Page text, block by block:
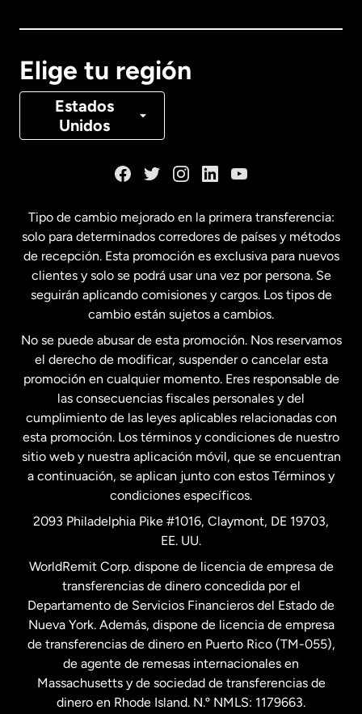
Elige tu región
Estados
Unidos
Canadá Français
Estados Unidos English
Estados Unidos Español
Francia
Malasia
Nueva Zelanda
Países Bajos
Suecia
Tipo de cambio mejorado en la primera transferencia:
solo para determinados corredores de países y métodos
de recepción. Esta promoción es exclusiva para nuevos
clientes y solo se podrá usar una vez por persona. Se
seguirán aplicando comisiones y cargos. Los tipos de
cambio están sujetos a cambios.
No se puede abusar de esta promoción. Nos reservamos
el derecho de modificar, suspender o cancelar esta
promoción en cualquier momento. Eres responsable de
las consecuencias fiscales personales y del
cumplimiento de las leyes aplicables relacionadas con
esta promoción. Los términos y condiciones de nuestro
sitio web y nuestra aplicación móvil, que se encuentran
a continuación, se aplican junto con estos Términos y
condiciones específicos.
2093 Philadelphia Pike #1016, Claymont, DE 19703,
EE. UU.
WorldRemit Corp. dispone de licencia de empresa de
transferencias de dinero concedida por el
Departamento de Servicios Financieros del Estado de
Nueva York. Además, dispone de licencia de empresa
de transferencias de dinero en Puerto Rico (TM-055),
de agente de remesas internacionales en
Massachusetts y de sociedad de transferencias de
dinero en Rhode Island. N.º NMLS: 1179663.